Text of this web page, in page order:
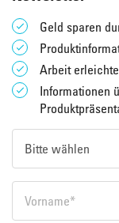
Geld sparen
Arbeit
Informationen